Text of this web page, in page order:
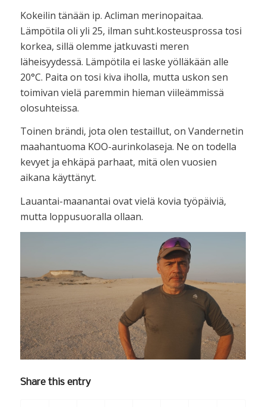
Kokeilin tänään ip. Acliman merinopaitaa.
Lämpötila oli yli 25, ilman suht.kosteusprossa tosi
korkea, sillä olemme jatkuvasti meren
läheisyydessä. Lämpötila ei laske yölläkään alle
20°C. Paita on tosi kiva iholla, mutta uskon sen
toimivan vielä paremmin hieman viileämmissä
olosuhteissa.
Toinen brändi, jota olen testaillut, on Vandernetin
maahantuoma KOO-aurinkolaseja. Ne on todella
kevyet ja ehkäpä parhaat, mitä olen vuosien
aikana käyttänyt.
Lauantai-maanantai ovat vielä kovia työpäiviä,
mutta loppusuoralla ollaan.
Share this entry